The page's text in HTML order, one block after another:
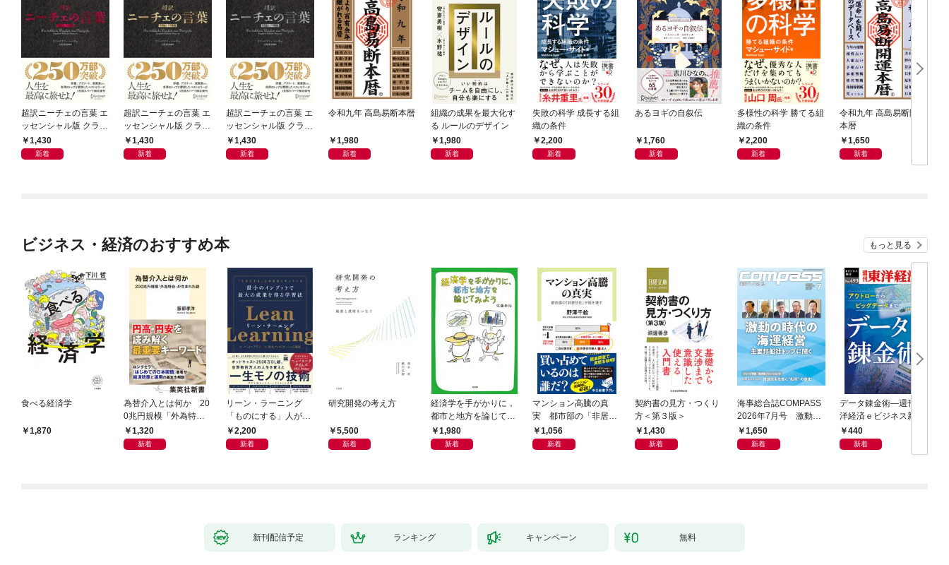
超訳ニーチェの言葉 エ
ッセンシャル版 クラシ
ックカバー赤箔
1,430
新着
超訳ニーチェの言葉 エ
ッセンシャル版 クラシ
ックカバー金箔
1,430
新着
超訳ニーチェの言葉 エ
ッセンシャル版 クラシ
ックカバー銀箔
1,430
新着
令和九年 高島易断本暦
1,980
新着
組織の成果を最大化す
る ルールのデザイン
1,980
新着
失敗の科学 成長する組
織の条件
2,200
新着
あるヨギの自叙伝
1,760
新着
多様性の科学 勝てる組
織の条件
2,200
新着
令和九年 高島易断開運
本暦
1,650
新着
ビジネス・経済のおすすめ本 もっと見る
食べる経済学
1,870
為替介入とは何か 20
0兆円規模「外為特
会」が生まれた謎
1,320
新着
リーン・ラーニング
「ものにする」人が自
然とやっている 最小の
インプットで最大の成
2,200
新着
研究開発の考え方
5,500
新着
経済学を手がかりに，
都市と地方を論じてみ
よう1,980
新着
マンション高騰の真
実 都市部の「非居住
化」が街を壊す
1,056
新着
契約書の見方・つくり
方＜第３版＞
1,430
新着
海事総合誌COMPASS
2026年7月号 激動の
時代の海運経営 主要
邦船社トップに聞く
1,650
新着
データ錬金術―週刊東
洋経済ｅビジネス新書
Ｎo.493
440
新着
新刊配信予定 ランキング キャンペーン 無料